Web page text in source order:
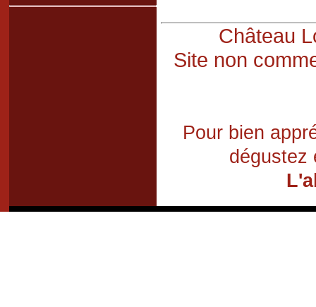
Château
Site non
Pour bien
dégustez